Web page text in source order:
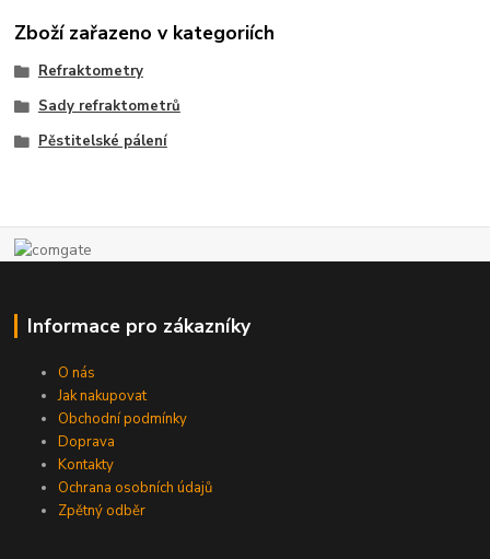
Zboží zařazeno v kategoriích
Refraktometry
Sady refraktometrů
Pěstitelské pálení
Informace pro zákazníky
O nás
Jak nakupovat
Obchodní podmínky
Doprava
Kontakty
Ochrana osobních údajů
Zpětný odběr